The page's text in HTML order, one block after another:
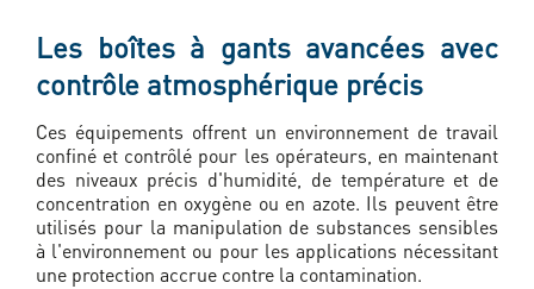
Les boîtes à gants avancées avec
contrôle atmosphérique précis
Ces équipements offrent un environnement de travail
confiné et contrôlé pour les opérateurs, en maintenant
des niveaux précis d'humidité, de température et de
concentration en oxygène ou en azote. Ils peuvent être
utilisés pour la manipulation de substances sensibles
à l'environnement ou pour les applications nécessitant
une protection accrue contre la contamination.